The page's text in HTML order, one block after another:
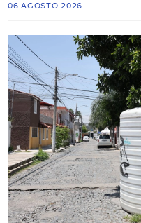
06 AGOSTO 2026